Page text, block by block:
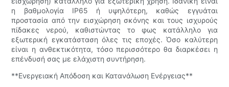
η βαθμολογία IP65 ή υψηλότερη, καθώς εγγυάται
προστασία από την εισχώρηση σκόνης και τους ισχυρούς
πίδακες νερού, καθιστώντας το φως κατάλληλο για
εξωτερική εγκατάσταση όλες τις εποχές. Όσο καλύτερη
είναι η ανθεκτικότητα, τόσο περισσότερο θα διαρκέσει η
επένδυσή σας με ελάχιστη συντήρηση.
**Ενεργειακή Απόδοση και Κατανάλωση Ενέργειας**